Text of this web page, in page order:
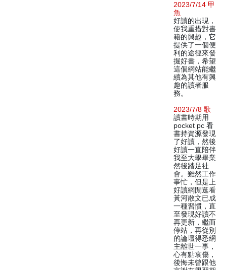
2023/7/14 甲
魚
好讀的出現，
使我重措對書
籍的興趣，它
提供了一個便
利的途徑來發
掘好書，希望
這個網站能繼
續為其他有興
趣的讀者服
務。
2023/7/8 歌
讀書時期用
pocket pc 看
書持資源發現
了好讀，然後
好讀一直陪伴
我至大學畢業
然後踏足社
會。雖然工作
事忙，但是上
好讀網閒逛看
黃河散文已成
一種習慣，直
至發現好讀不
再更新，繼而
停站，再從別
的論壇得悉網
主離世一事，
心有點哀傷，
後悔未曾跟他